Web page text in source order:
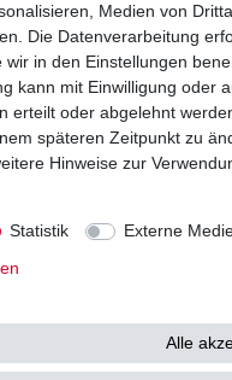
zu Ihnen als
Medien von
Die Datenverarbeitung
in den Einstellungen
kann mit Einwilligung oder
erteilt oder abgelehnt
späteren Zeitpunkt zu
Hinweise zur
Statistik Externe
Alle